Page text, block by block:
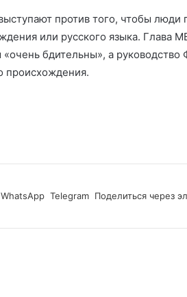
против того, чтобы люди
или русского языка. Глава
бдительны», а
происхождения.
WhatsApp Telegram Поделиться через